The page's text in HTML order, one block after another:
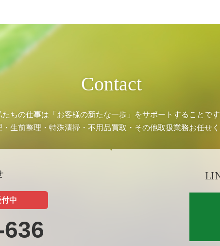
Contact
たちの仕事は「お客様の新たな一歩」をサポートすることで
・生前整理・特殊清掃・不用品買取・その他取扱業務お任せ
中